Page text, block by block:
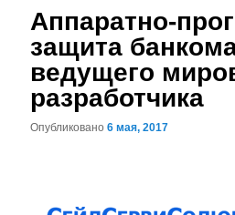
Аппаратно-
защита
ведущего
разработчика
Опубликовано 6 мая, 2017